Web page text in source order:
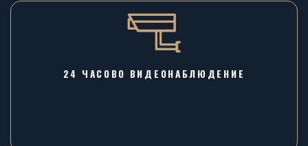
24 ЧАСОВО ВИДЕОНАБЛЮДЕНИЕ